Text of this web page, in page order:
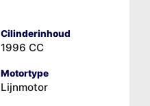
Cilinderinhoud
1996 CC
Motortype
Lijnmotor